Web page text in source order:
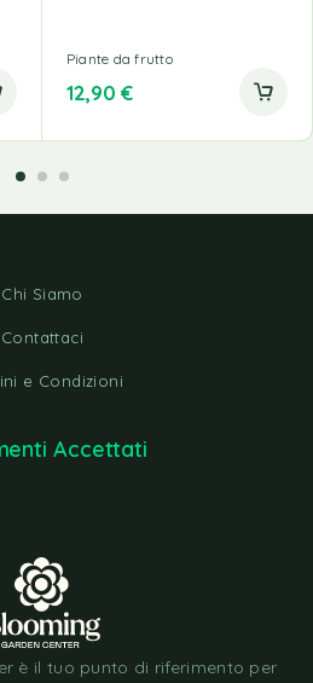
Piante da frutto
12,90 €
Chi Siamo
Contattaci
e Condizioni
è il tuo punto di riferimento per
Accettati